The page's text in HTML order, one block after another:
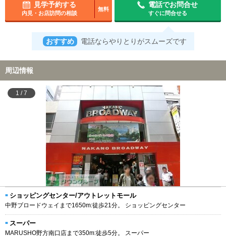
見学予約する
内見・お店訪問の相談
無料
電話でお問合せ
すぐに問合せる
おすすめ 電話ならやりとりがスムーズです
周辺情報
1 /7
ショッピングセンター/アウトレットモール
中野ブロードウェイまで1650m:徒歩21分。 ショッピングセンター
スーパー
MARUSHO野方南口店まで350m:徒歩5分。 スーパー